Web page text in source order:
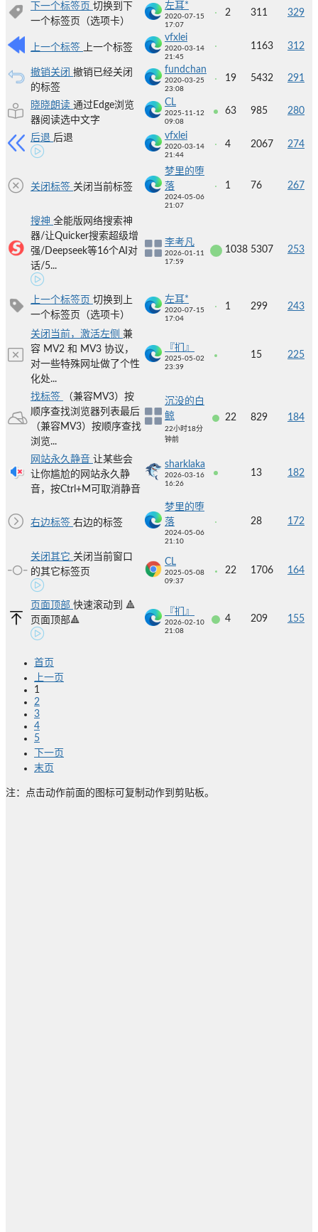
下一个标签页 切换到下
一个标签页（选项卡）
左耳*
2020-07-15
17:07
2 311 329
上一个标签 上一个标签
vfxlei
2020-03-14
21:45
1163 312
撤销关闭 撤销已经关闭
的标签
fundchan
2020-03-25
23:08
19 5432 291
晓晓朗读 通过Edge浏览
器阅读选中文字
CL
2025-11-12
09:08
63 985 280
后退 后退 vfxlei
2020-03-14
21:44
4 2067 274
关闭标签 关闭当前标签
梦里的堕
落
2024-05-06
21:07
1 76 267
搜神 全能版网络搜索神
器/让Quicker搜索超级增
强/Deepseek等16个AI对
话/5...
李考凡
2026-01-11
17:59
1038 5307 253
上一个标签页 切换到上
一个标签页（选项卡）
左耳*
2020-07-15
17:04
1 299 243
关闭当前，激活左侧 兼
容 MV2 和 MV3 协议，
对一些特殊网址做了个性
化处...
『扪』
2025-05-02
23:39
15 225
找标签
（兼容MV3）按
顺序查找浏览器列表最后
（兼容MV3）按顺序查找
浏览...
沉没的白
鲸
22小时18分
钟前
22 829 184
网站永久静音 让某些会
让你尴尬的网站永久静
音，按Ctrl+M可取消静音
sharklaka
2026-03-16
16:26
13 182
右边标签 右边的标签
梦里的堕
落
2024-05-06
21:10
28 172
关闭其它 关闭当前窗口
的其它标签页
CL
2025-05-08
09:37
22 1706 164
页面顶部 快速滚动到 🔺
页面顶部🔺
『扪』
2026-02-10
21:08
4 209 155
首页
上一页
1
2
3
4
5
下一页
末页
注：点击动作前面的图标可复制动作到剪贴板。